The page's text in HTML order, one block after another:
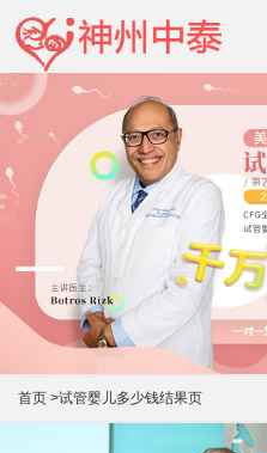
首页 >试管婴儿多少钱结果页